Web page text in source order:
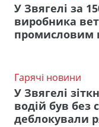
У Звягелі за
виробника
промисловим
Гарячі новини
У Звягелі
водій був без
деблокували